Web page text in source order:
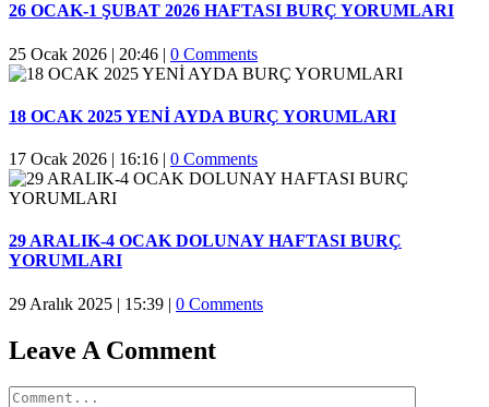
26 OCAK-1 ŞUBAT 2026 HAFTASI BURÇ YORUMLARI
25 Ocak 2026 | 20:46 | 0 Comments
18 OCAK 2025 YENİ AYDA BURÇ YORUMLARI
17 Ocak 2026 | 16:16 | 0 Comments
29 ARALIK-4 OCAK DOLUNAY HAFTASI BURÇ
YORUMLARI
29 Aralık 2025 | 15:39 | 0 Comments
Leave A Comment
Comment